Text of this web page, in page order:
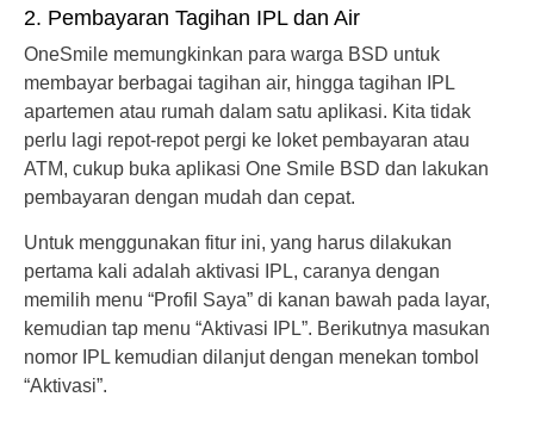
2. Pembayaran Tagihan IPL dan Air
OneSmile memungkinkan para warga BSD untuk
membayar berbagai tagihan air, hingga tagihan IPL
apartemen atau rumah dalam satu aplikasi. Kita tidak
perlu lagi repot-repot pergi ke loket pembayaran atau
ATM, cukup buka aplikasi One Smile BSD dan lakukan
pembayaran dengan mudah dan cepat.
Untuk menggunakan fitur ini, yang harus dilakukan
pertama kali adalah aktivasi IPL, caranya dengan
memilih menu “Profil Saya” di kanan bawah pada layar,
kemudian tap menu “Aktivasi IPL”. Berikutnya masukan
nomor IPL kemudian dilanjut dengan menekan tombol
“Aktivasi”.